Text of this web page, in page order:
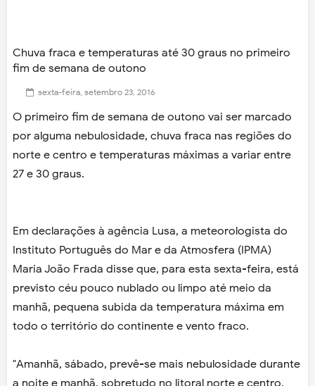
Chuva fraca e temperaturas até 30 graus no primeiro
fim de semana de outono
sexta-feira, setembro 23, 2016
O primeiro fim de semana de outono vai ser marcado
por alguma nebulosidade, chuva fraca nas regiões do
norte e centro e temperaturas máximas a variar entre
27 e 30 graus.
Em declarações à agência Lusa, a meteorologista do
Instituto Português do Mar e da Atmosfera (IPMA)
Maria João Frada disse que, para esta sexta-feira, está
previsto céu pouco nublado ou limpo até meio da
manhã, pequena subida da temperatura máxima em
todo o território do continente e vento fraco.
"Amanhã, sábado, prevê-se mais nebulosidade durante